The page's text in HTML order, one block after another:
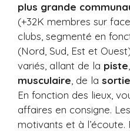
plus grande
(+32K membres sur
clubs, segmenté en
(Nord, Sud, Est et
variés, allant de la piste
musculaire , de la
En fonction des lieux,
affaires en consigne.
motivants et à